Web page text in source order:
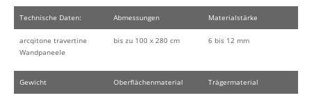
Technische Daten: Abmessungen Materialstärke
arcqitone travertine
Wandpaneele
bis zu 100 x 280 cm 6 bis 12 mm
Gewicht Oberflächenmaterial Trägermaterial